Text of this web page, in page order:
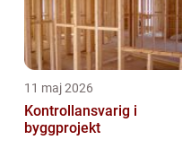
11 maj 2026
Kontrollansvarig i
byggprojekt